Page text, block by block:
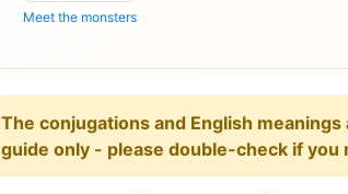
Meet the monsters
The conjugations and English
guide only - please double-check if